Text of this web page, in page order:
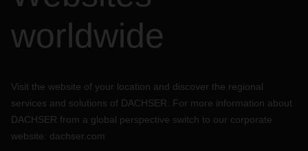
worldwide
Visit the website of your location and discover the regional
services and solutions of DACHSER. For more information about
DACHSER from a global perspective switch to our corporate
website: dachser.com